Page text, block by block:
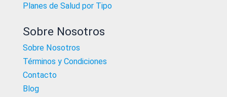
Planes de Salud por Tipo
Sobre Nosotros
Sobre Nosotros
Términos y Condiciones
Contacto
Blog